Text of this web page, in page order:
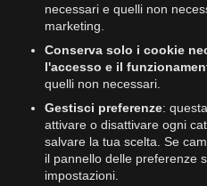
necessari e quelli non
marketing.
Conserva solo i cookie
l'accesso e il
quelli non necessari.
Gestisci preferenze:
attivare o disattivare ogni
salvare la tua scelta. Se
il pannello delle preferenze
impostazioni.